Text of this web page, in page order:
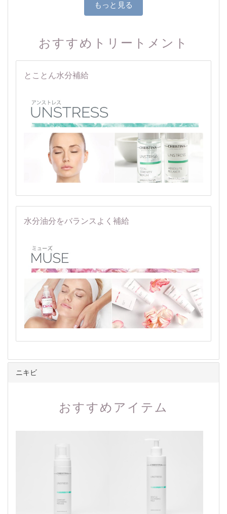
もっと見る
おすすめトリートメント
とことん水分補給
水分油分をバランスよく補給
ニキビ
おすすめアイテム